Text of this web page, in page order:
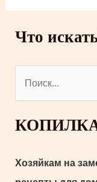
Что
с
Хозяйкам на